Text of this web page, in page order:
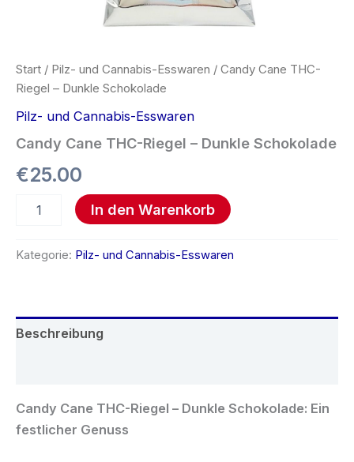
Start / Pilz- und Cannabis-Esswaren / Candy Cane THC-
Riegel – Dunkle Schokolade
Pilz- und Cannabis-Esswaren
Candy Cane THC-Riegel – Dunkle Schokolade
€25.00
In den Warenkorb
Kategorie: Pilz- und Cannabis-Esswaren
Beschreibung
Candy Cane THC-Riegel – Dunkle Schokolade: Ein
festlicher Genuss